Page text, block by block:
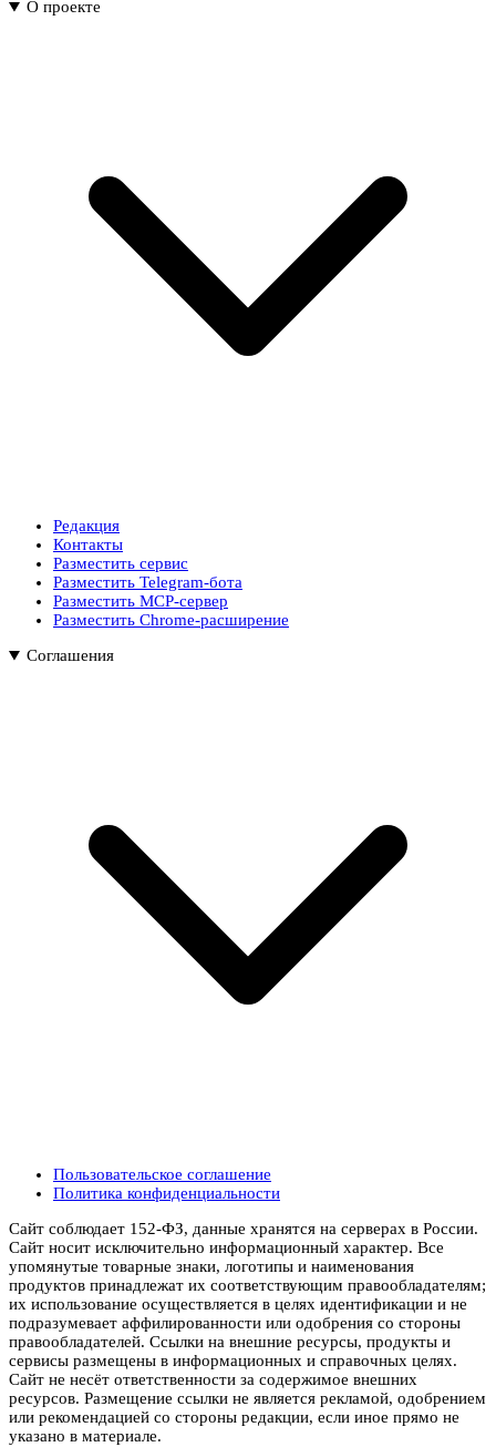
О проекте
Редакция
Контакты
Разместить сервис
Разместить Telegram-бота
Разместить MCP-сервер
Разместить Chrome-расширение
Соглашения
Пользовательское соглашение
Политика конфиденциальности
Сайт соблюдает 152-ФЗ, данные хранятся на серверах в России.
Сайт носит исключительно информационный характер. Все
упомянутые товарные знаки, логотипы и наименования
продуктов принадлежат их соответствующим правообладателям;
их использование осуществляется в целях идентификации и не
подразумевает аффилированности или одобрения со стороны
правообладателей. Ссылки на внешние ресурсы, продукты и
сервисы размещены в информационных и справочных целях.
Сайт не несёт ответственности за содержимое внешних
ресурсов. Размещение ссылки не является рекламой, одобрением
или рекомендацией со стороны редакции, если иное прямо не
указано в материале.